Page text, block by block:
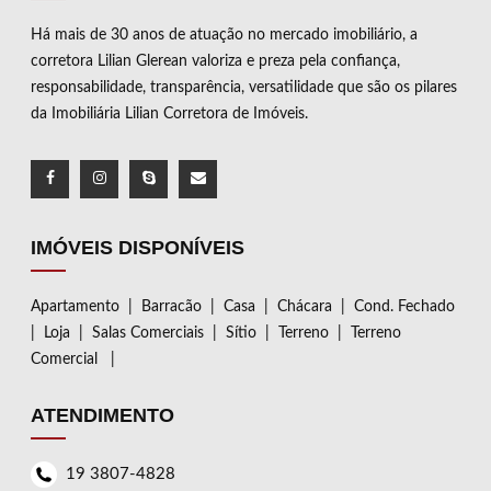
Há mais de 30 anos de atuação no mercado imobiliário, a
corretora Lilian Glerean valoriza e preza pela confiança,
responsabilidade, transparência, versatilidade que são os pilares
da Imobiliária Lilian Corretora de Imóveis.
IMÓVEIS DISPONÍVEIS
Apartamento Barracão |Casa |Chácara |Cond. Fechado
Loja |Salas Comerciais |Sítio Terreno
Terreno
Comercial
ATENDIMENTO
19 3807-4828